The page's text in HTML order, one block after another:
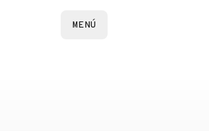
MENÚ